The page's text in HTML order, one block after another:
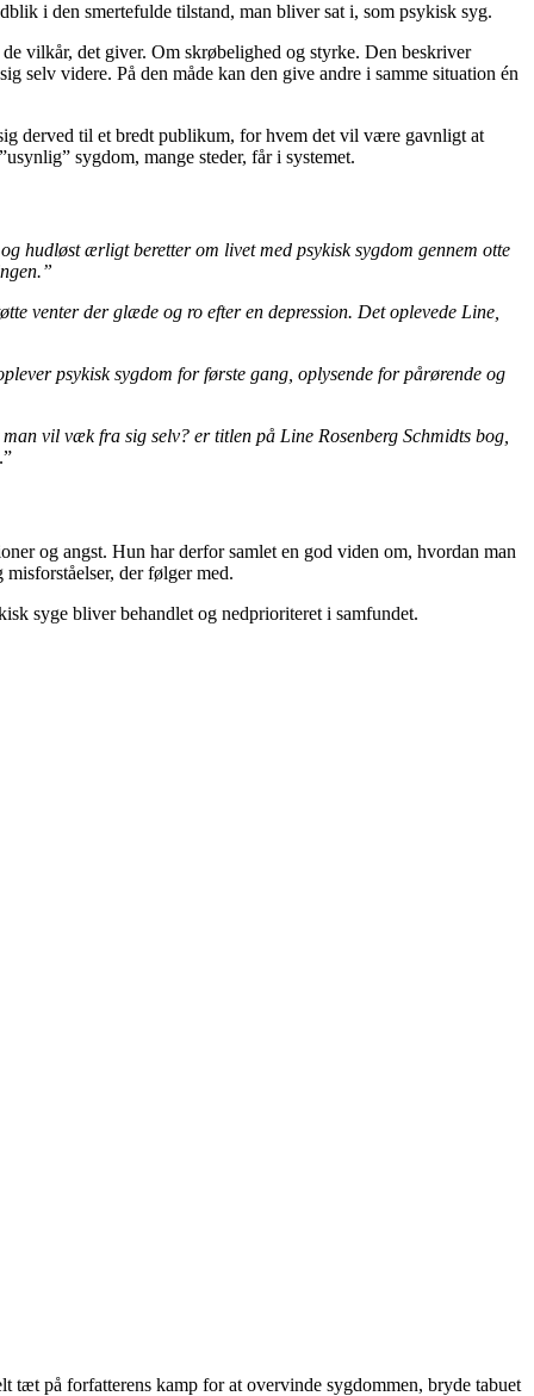
i den smertefulde tilstand, man bliver sat i, som psykisk syg.
vilkår, det giver. Om skrøbelighed og styrke. Den beskriver
selv videre. På den måde kan den give andre i samme situation én
derved til et bredt publikum, for hvem det vil være gavnligt at
sygdom, mange steder, får i systemet.
hudløst ærligt beretter om livet med psykisk sygdom gennem otte
venter der glæde og ro efter en depression. Det oplevede Line,
psykisk sygdom for første gang, oplysende for pårørende og
vil væk fra sig selv? er titlen på Line Rosenberg Schmidts bog,
.”
og angst. Hun har derfor samlet en god viden om, hvordan man
der følger med.
syge bliver behandlet og nedprioriteret i samfundet.
tæt på forfatterens kamp for at overvinde sygdommen, bryde tabuet